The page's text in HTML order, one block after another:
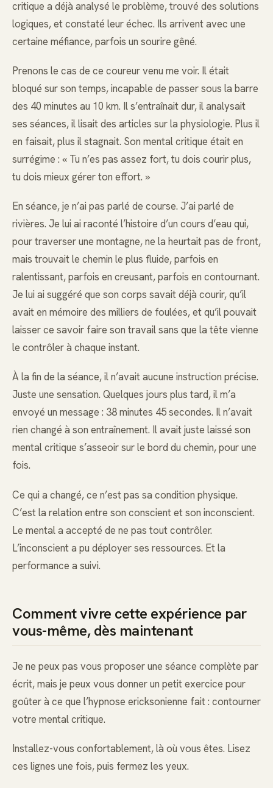
critique a déjà analysé le problème, trouvé des solutions
logiques, et constaté leur échec. Ils arrivent avec une
certaine méfiance, parfois un sourire gêné.
Prenons le cas de ce coureur venu me voir. Il était
bloqué sur son temps, incapable de passer sous la barre
des 40 minutes au 10 km. Il s’entraînait dur, il analysait
ses séances, il lisait des articles sur la physiologie. Plus il
en faisait, plus il stagnait. Son mental critique était en
surrégime : « Tu n’es pas assez fort, tu dois courir plus,
tu dois mieux gérer ton effort. »
En séance, je n’ai pas parlé de course. J’ai parlé de
rivières. Je lui ai raconté l’histoire d’un cours d’eau qui,
pour traverser une montagne, ne la heurtait pas de front,
mais trouvait le chemin le plus fluide, parfois en
ralentissant, parfois en creusant, parfois en contournant.
Je lui ai suggéré que son corps savait déjà courir, qu’il
avait en mémoire des milliers de foulées, et qu’il pouvait
laisser ce savoir faire son travail sans que la tête vienne
le contrôler à chaque instant.
À la fin de la séance, il n’avait aucune instruction précise.
Juste une sensation. Quelques jours plus tard, il m’a
envoyé un message : 38 minutes 45 secondes. Il n’avait
rien changé à son entraînement. Il avait juste laissé son
mental critique s’asseoir sur le bord du chemin, pour une
fois.
Ce qui a changé, ce n’est pas sa condition physique.
C’est la relation entre son conscient et son inconscient.
Le mental a accepté de ne pas tout contrôler.
L’inconscient a pu déployer ses ressources. Et la
performance a suivi.
Comment vivre cette expérience par
vous-même, dès maintenant
Je ne peux pas vous proposer une séance complète par
écrit, mais je peux vous donner un petit exercice pour
goûter à ce que l’hypnose ericksonienne fait : contourner
votre mental critique.
Installez-vous confortablement, là où vous êtes. Lisez
ces lignes une fois, puis fermez les yeux.